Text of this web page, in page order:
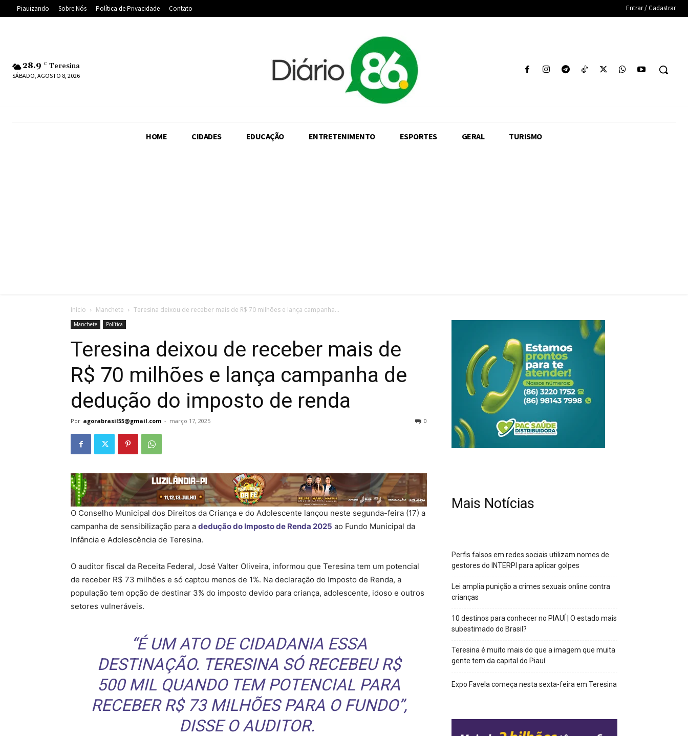
Piauizando Sobre Nós Política de Privacidade Contato Entrar / Cadastrar
28.9 C Teresina
SÁBADO, AGOSTO 8, 2026
HOME CIDADES EDUCAÇÃO ENTRETENIMENTO ESPORTES GERAL TURISMO
Início Manchete Teresina deixou de receber mais de R$ 70 milhões e lança campanha...
Manchete Política
Teresina deixou de receber mais de
R$ 70 milhões e lança campanha de
dedução do imposto de renda
Por agorabrasil55@gmail.com - março 17, 2025 0
O Conselho Municipal dos Direitos da Criança e do Adolescente lançou neste segunda-feira (17) a
campanha de sensibilização para a dedução do Imposto de Renda 2025 ao Fundo Municipal da
Infância e Adolescência de Teresina.
O auditor fiscal da Receita Federal, José Valter Oliveira, informou que Teresina tem um potencial
de receber R$ 73 milhões e só captou menos de 1%. Na declaração do Imposto de Renda, a
população tem opção de destinar 3% do imposto devido para criança, adolescente, idoso e outros
setores vulneráveis.
“É UM ATO DE CIDADANIA ESSA
DESTINAÇÃO. TERESINA SÓ RECEBEU R$
500 MIL QUANDO TEM POTENCIAL PARA
RECEBER R$ 73 MILHÕES PARA O FUNDO”,
DISSE O AUDITOR.
Mais Notícias
Perfis falsos em redes sociais utilizam nomes de
gestores do INTERPI para aplicar golpes
Lei amplia punição a crimes sexuais online contra
crianças
10 destinos para conhecer no PIAUÍ | O estado mais
subestimado do Brasil?
Teresina é muito mais do que a imagem que muita
gente tem da capital do Piauí.
Expo Favela começa nesta sexta-feira em Teresina